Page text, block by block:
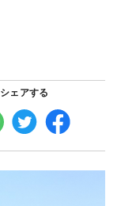
シェアする